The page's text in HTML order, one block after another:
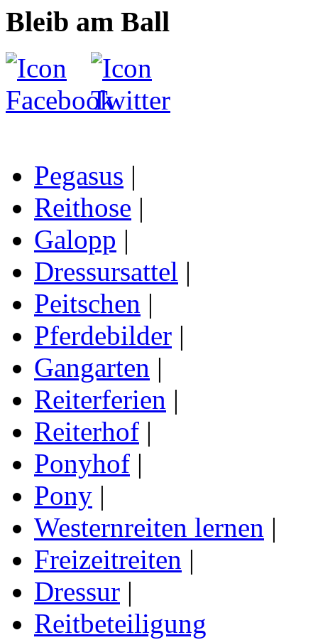
Bleib am Ball
Pegasus |
Reithose |
Galopp |
Dressursattel |
Peitschen |
Pferdebilder |
Gangarten |
Reiterferien |
Reiterhof |
Ponyhof |
Pony |
Westernreiten lernen |
Freizeitreiten |
Dressur |
Reitbeteiligung